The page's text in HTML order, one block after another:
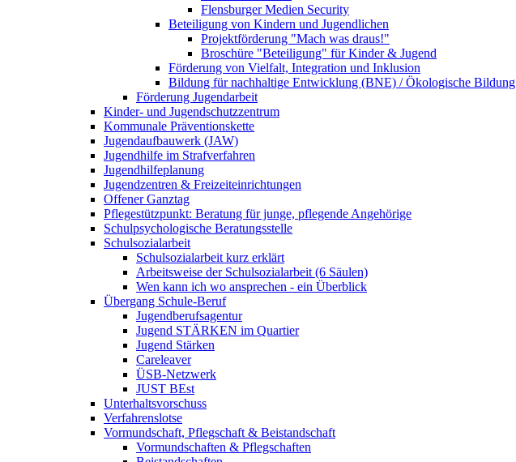
Flensburger Medien Security
Beteiligung von Kindern und Jugendlichen
Projektförderung "Mach was draus!"
Broschüre "Beteiligung" für Kinder & Jugend
Förderung von Vielfalt, Integration und Inklusion
Bildung für nachhaltige Entwicklung (BNE) / Ökologische Bildung
Förderung Jugendarbeit
Kinder- und Jugendschutzzentrum
Kommunale Präventionskette
Jugendaufbauwerk (JAW)
Jugendhilfe im Strafverfahren
Jugendhilfeplanung
Jugendzentren & Freizeiteinrichtungen
Offener Ganztag
Pflegestützpunkt: Beratung für junge, pflegende Angehörige
Schulpsychologische Beratungsstelle
Schulsozialarbeit
Schulsozialarbeit kurz erklärt
Arbeitsweise der Schulsozialarbeit (6 Säulen)
Wen kann ich wo ansprechen - ein Überblick
Übergang Schule-Beruf
Jugendberufsagentur
Jugend STÄRKEN im Quartier
Jugend Stärken
Careleaver
ÜSB-Netzwerk
JUST BEst
Unterhaltsvorschuss
Verfahrenslotse
Vormundschaft, Pflegschaft & Beistandschaft
Vormundschaften & Pflegschaften